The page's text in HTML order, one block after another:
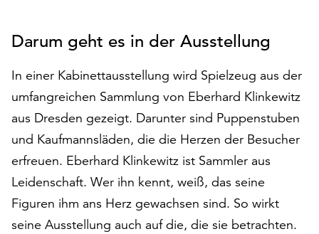
zu
anonymen
Statistikzwecken
genutzt
werden.
Klicken
Sie
auf
„Alle
akzeptieren“,
um
alle
Darum geht es in der Ausstellung
In einer Kabinettausstellung wird Spielzeug aus der
umfangreichen Sammlung von Eberhard Klinkewitz
aus Dresden gezeigt. Darunter sind Puppenstuben
und Kaufmannsläden, die die Herzen der Besucher
erfreuen. Eberhard Klinkewitz ist Sammler aus
Leidenschaft. Wer ihn kennt, weiß, das seine
Figuren ihm ans Herz gewachsen sind. So wirkt
seine Ausstellung auch auf die, die sie betrachten.